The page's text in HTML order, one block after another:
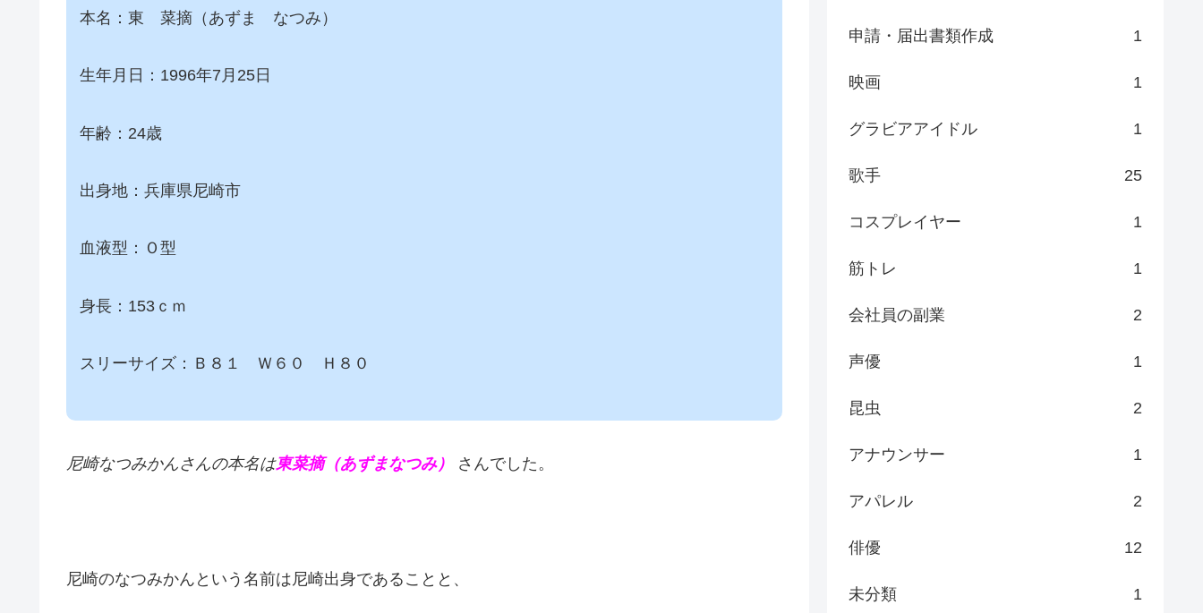
本名：東 菜摘（あずま なつみ）
生年月日：1996年7月25日
年齢：24歳
出身地：兵庫県尼崎市
血液型：Ｏ型
身長：153ｃｍ
スリーサイズ：Ｂ８１ Ｗ６０ Ｈ８０
尼崎なつみかんさんの本名は東菜摘（あずまなつみ） さんでした。
尼崎のなつみかんという名前は尼崎出身であることと、
申請・届出書類作成 1
映画 1
グラビアアイドル 1
歌手 25
コスプレイヤー 1
筋トレ 1
会社員の副業 2
声優 1
昆虫 2
アナウンサー 1
アパレル 2
俳優 12
未分類 1